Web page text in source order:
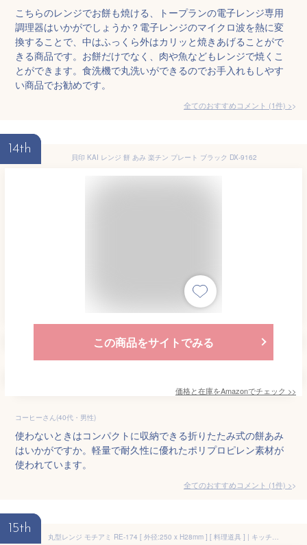
こちらのレンジでお餅も焼ける、トープランの電子レンジ専用
調理器はいかがでしょうか？電子レンジのマイクロ波を熱に変
換することで、中はふっくら外はカリッと焼きあげることがで
きる商品です。お餅だけでなく、肉や魚などもレンジで焼くこ
とができます。食洗機で丸洗いができるのでお手入れもしやす
い商品でお勧めです。
全てのおすすめコメント (1件) >
14th
貝印 KAI レンジ 餅 あみ 楽チン プレート ブラック DX-9162
この商品をサイトでみる
価格と在庫をAmazonでチェック >>
コーヒーさん(40代・男性)
使わないときはコンパクトに収納できる折りたたみ式の餅あみ
はいかがですか。軽量で耐久性に優れたポリプロピレン素材が
使われています。
全てのおすすめコメント (1件) >
15th
丸型レンジ モチアミ RE-174 [ 外径:250 x H28mm ] [ 料理道具 ] | キッチン 台所 レンチン お餅 お正月 便利